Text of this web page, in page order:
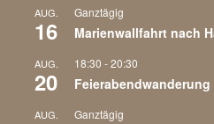
AUG.
16
Ganztägig
Marienwallfahrt nach
AUG.
20
18:30 -20:30
AUG. Ganztägig